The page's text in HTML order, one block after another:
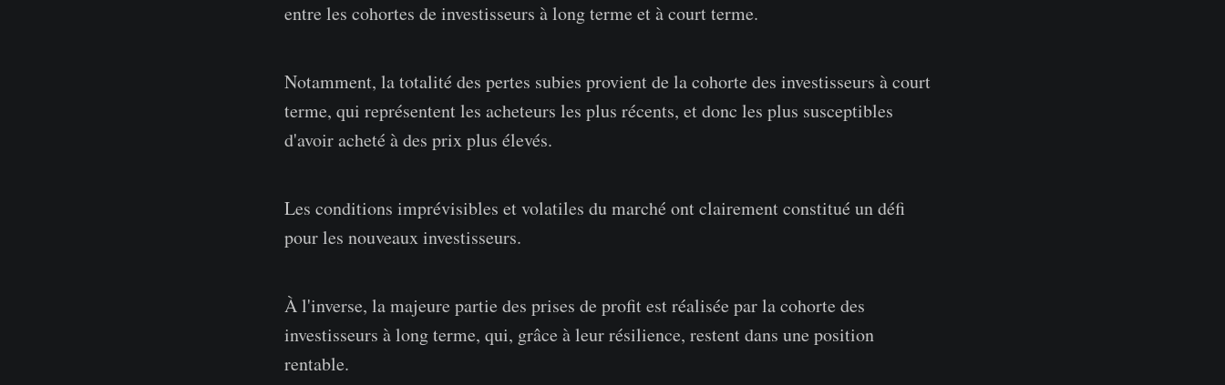
entre les cohortes de investisseurs à long terme et à court terme.
Notamment, la totalité des pertes subies provient de la cohorte des investisseurs à court
terme, qui représentent les acheteurs les plus récents, et donc les plus susceptibles
d'avoir acheté à des prix plus élevés.
Les conditions imprévisibles et volatiles du marché ont clairement constitué un défi
pour les nouveaux investisseurs.
À l'inverse, la majeure partie des prises de profit est réalisée par la cohorte des
investisseurs à long terme, qui, grâce à leur résilience, restent dans une position
rentable.